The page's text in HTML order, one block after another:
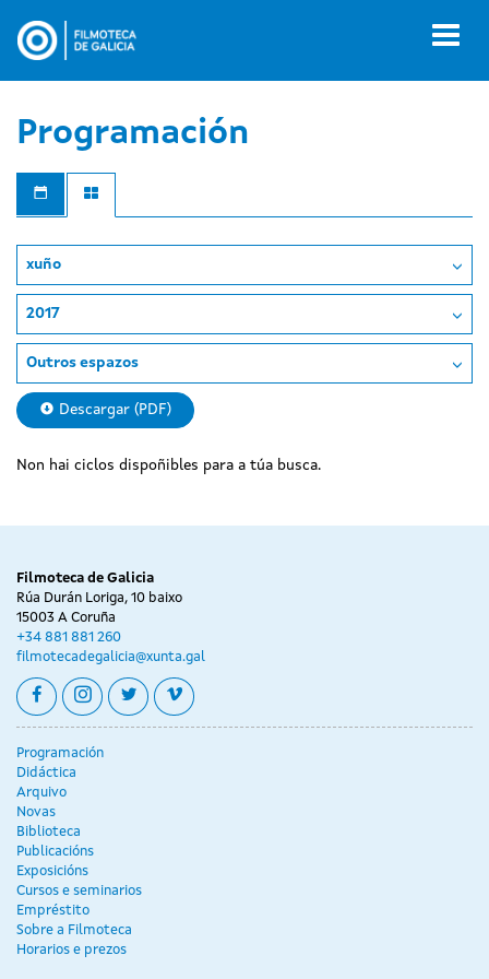
contido
Programación
xuño
2017
Outros espazos
Descargar (PDF)
Non hai ciclos dispoñibles para a túa busca.
Filmoteca de Galicia
Rúa Durán Loriga, 10 baixo
15003 A Coruña
+34 881 881 260
filmotecadegalicia@xunta.gal
facebookinstagram
twittervimeo
Programación
Didáctica
Arquivo
Novas
Biblioteca
Publicacións
Exposicións
Cursos e seminarios
Empréstito
Sobre a Filmoteca
Horarios e prezos